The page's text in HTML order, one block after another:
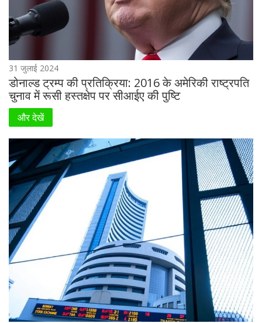
31 जुलाई 2024
डोनाल्ड ट्रम्प की प्रतिक्रिया: 2016 के अमेरिकी राष्ट्रपति
चुनाव में रूसी हस्तक्षेप पर सीआईए की पुष्टि
और देखें